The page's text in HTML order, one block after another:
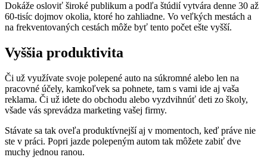
Dokáže osloviť široké publikum a podľa štúdií vytvára denne 30 až
60-tisíc dojmov okolia, ktoré ho zahliadne. Vo veľkých mestách a
na frekventovaných cestách môže byť tento počet ešte vyšší.
Vyššia produktivita
Či už využívate svoje polepené auto na súkromné alebo len na
pracovné účely, kamkoľvek sa pohnete, tam s vami ide aj vaša
reklama. Či už idete do obchodu alebo vyzdvihnúť deti zo školy,
všade vás sprevádza marketing vašej firmy.
Stávate sa tak oveľa produktívnejší aj v momentoch, keď práve nie
ste v práci. Popri jazde polepeným autom tak môžete zabiť dve
muchy jednou ranou.